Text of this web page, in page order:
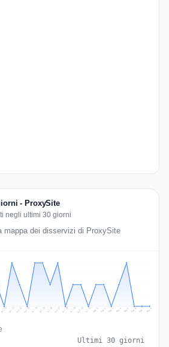
- ProxySite
negli ultimi 30 giorni
mappa dei disservizi di ProxySite
Jul 20 Jul 21 Jul 22 Jul 23 Jul 24 Jul 25 Jul 26 Jul 27 Jul 28 Jul 29 Jul 30 Jul 31 Aug 1 Aug 2 Aug 3 Aug 4 Aug 5 Aug 6 Aug 7 Aug 8
Ultimi 30 giorni